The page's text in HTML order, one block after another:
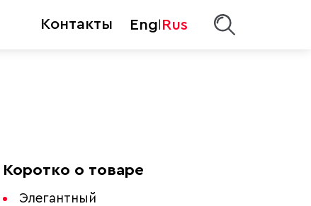
Контакты Eng Rus
Коротко о товаре
Элегантный